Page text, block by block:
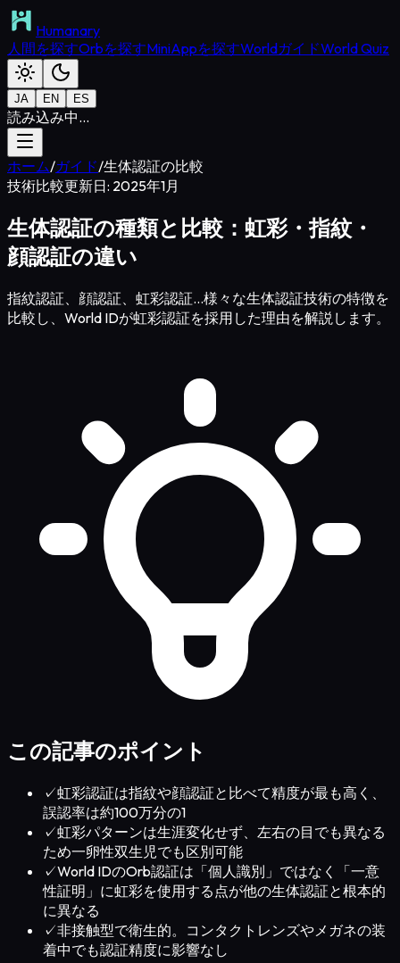
Humanary
人間を探すOrbを探すMiniAppを探すWorldガイドWorld Quiz
JA EN ES
読み込み中...
ホーム/ガイド/生体認証の比較
技術比較更新日: 2025年1月
生体認証の種類と比較：虹彩・指紋・
顔認証の違い
指紋認証、顔認証、虹彩認証...様々な生体認証技術の特徴を
比較し、World IDが虹彩認証を採用した理由を解説します。
この記事のポイント
✓虹彩認証は指紋や顔認証と比べて精度が最も高く、
誤認率は約100万分の1
✓虹彩パターンは生涯変化せず、左右の目でも異なる
ため一卵性双生児でも区別可能
✓World IDのOrb認証は「個人識別」ではなく「一意
性証明」に虹彩を使用する点が他の生体認証と根本的
に異なる
✓非接触型で衛生的。コンタクトレンズやメガネの装
着中でも認証精度に影響なし